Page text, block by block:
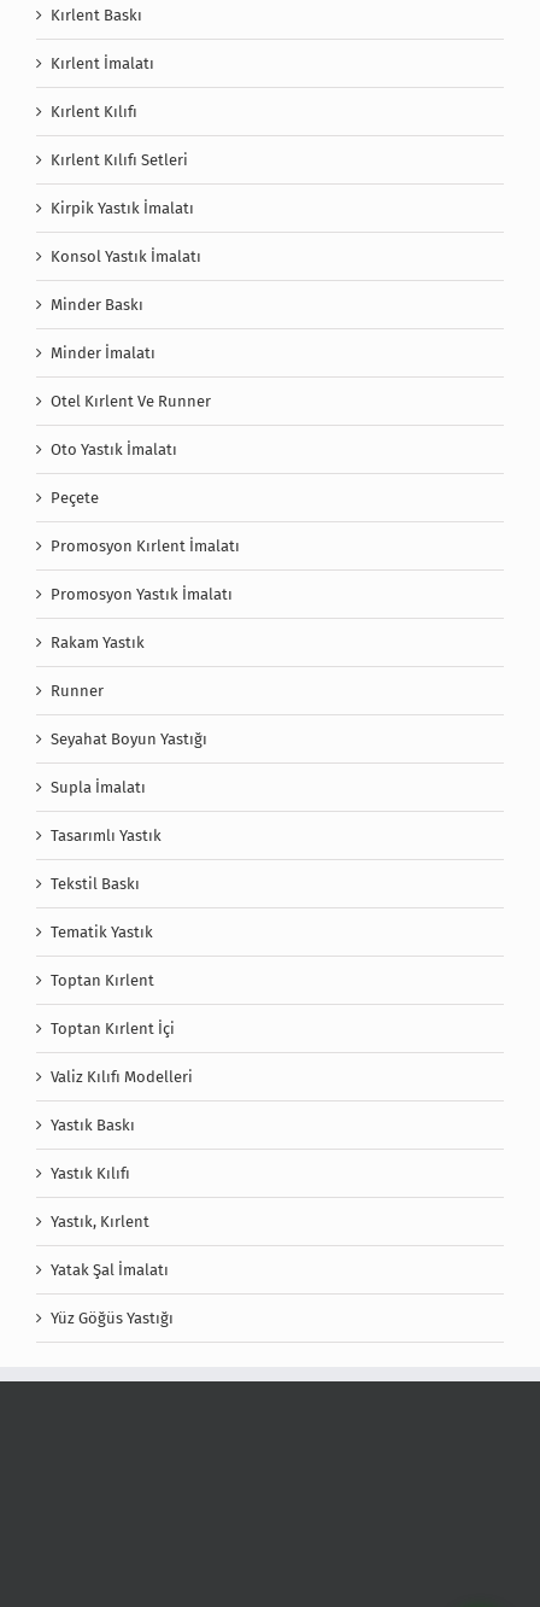
Kırlent Baskı
Kırlent İmalatı
Kırlent Kılıfı
Kırlent Kılıfı Setleri
Kirpik Yastık İmalatı
Konsol Yastık İmalatı
Minder Baskı
Minder İmalatı
Otel Kırlent Ve Runner
Oto Yastık İmalatı
Peçete
Promosyon Kırlent İmalatı
Promosyon Yastık İmalatı
Rakam Yastık
Runner
Seyahat Boyun Yastığı
Supla İmalatı
Tasarımlı Yastık
Tekstil Baskı
Tematik Yastık
Toptan Kırlent
Toptan Kırlent İçi
Valiz Kılıfı Modelleri
Yastık Baskı
Yastık Kılıfı
Yastık, Kırlent
Yatak Şal İmalatı
Yüz Göğüs Yastığı